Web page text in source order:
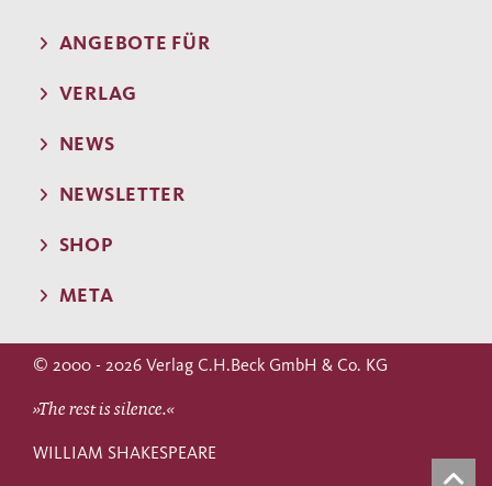
ANGEBOTE FÜR
VERLAG
NEWS
NEWSLETTER
SHOP
META
© 2000 - 2026 Verlag C.H.Beck GmbH & Co. KG
»The rest is silence.«
WILLIAM SHAKESPEARE